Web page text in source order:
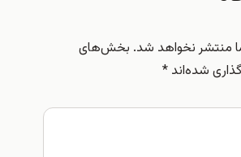
نخواهد شد.بخش‌های
*